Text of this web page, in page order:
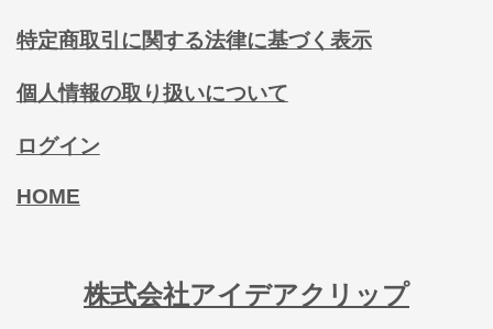
特定商取引に関する法律に基づく表示
個人情報の取り扱いについて
ログイン
HOME
株式会社アイデアクリップ